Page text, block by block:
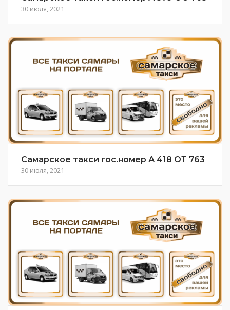
30 июля, 2021
Самарское такси гос.номер А 418 ОТ 763
30 июля, 2021